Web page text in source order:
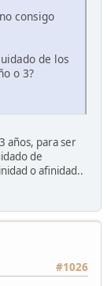
consigo
de los
o 3?
años, para ser
de
o afinidad..
#1026